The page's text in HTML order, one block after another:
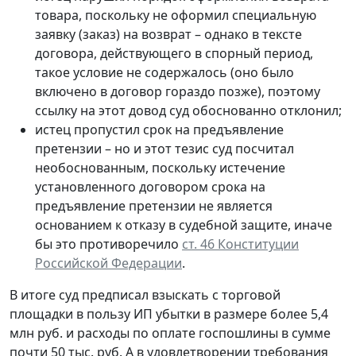
товара, поскольку не оформил специальную
заявку (заказ) на возврат – однако в тексте
договора, действующего в спорный период,
такое условие не содержалось (оно было
включено в договор гораздо позже), поэтому
ссылку на этот довод суд обоснованно отклонил;
истец пропустил срок на предъявление
претензии – но и этот тезис суд посчитал
необоснованным, поскольку истечение
установленного договором срока на
предъявление претензии не является
основанием к отказу в судебной защите, иначе
бы это противоречило ст. 46 Конституции
Российской Федерации.
В итоге суд предписал взыскать с торговой
площадки в пользу ИП убытки в размере более 5,4
млн руб. и расходы по оплате госпошлины в сумме
почти 50 тыс. руб. А в удовлетворении требования